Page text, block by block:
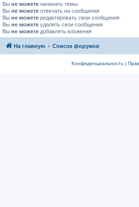
Вы не можете начинать темы
Вы не можете отвечать на сообщения
Вы не можете редактировать свои сообщения
Вы не можете удалять свои сообщения
Вы не можете добавлять вложения
На главную Список форумов
Конфиденциальность|